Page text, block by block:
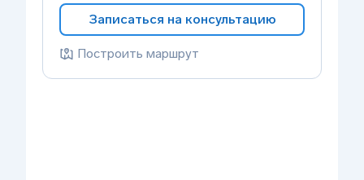
Записаться на консультацию
Построить маршрут